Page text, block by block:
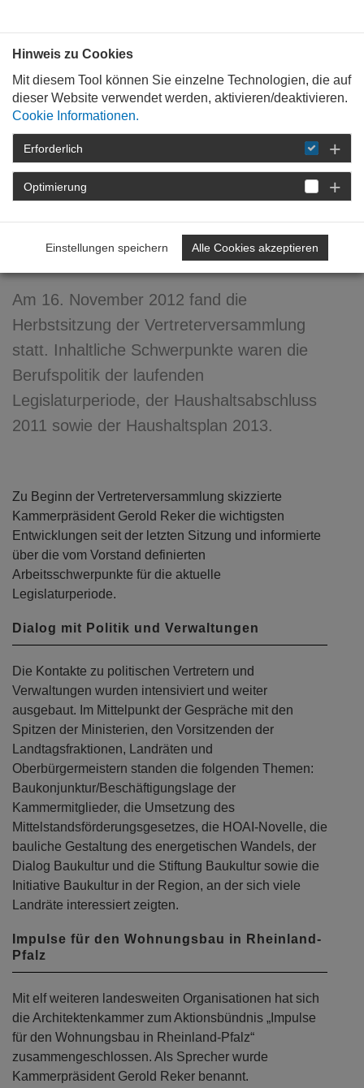
STARTSEITE DETAIL
Vertreterversammlung
Herbst 2012
Am 16. November 2012 fand die
Herbstsitzung der Vertreterversammlung
statt. Inhaltliche Schwerpunkte waren die
Berufspolitik der laufenden
Legislaturperiode, der Haushaltsabschluss
2011 sowie der Haushaltsplan 2013.
Zu Beginn der Vertreterversammlung skizzierte
Kammerpräsident Gerold Reker die wichtigsten
Entwicklungen seit der letzten Sitzung und informierte
über die vom Vorstand definierten
Arbeitsschwerpunkte für die aktuelle
Legislaturperiode.
Dialog mit Politik und Verwaltungen
Die Kontakte zu politischen Vertretern und
Verwaltungen wurden intensiviert und weiter
ausgebaut. Im Mittelpunkt der Gespräche mit den
Spitzen der Ministerien, den Vorsitzenden der
Landtagsfraktionen, Landräten und
Oberbürgermeistern standen die folgenden Themen:
Baukonjunktur/Beschäftigungslage der
Kammermitglieder, die Umsetzung des
Mittelstandsförderungsgesetzes, die HOAI-Novelle, die
bauliche Gestaltung des energetischen Wandels, der
Dialog Baukultur und die Stiftung Baukultur sowie die
Initiative Baukultur in der Region, an der sich viele
Landräte interessiert zeigten.
Impulse für den Wohnungsbau in Rheinland-
Pfalz
Mit elf weiteren landesweiten Organisationen hat sich
die Architektenkammer zum Aktionsbündnis „Impulse
für den Wohnungsbau in Rheinland-Pfalz“
zusammengeschlossen. Als Sprecher wurde
Kammerpräsident Gerold Reker benannt.
Hinweis zu Cookies
Mit diesem Tool können Sie einzelne Technologien, die auf
dieser Website verwendet werden, aktivieren/deaktivieren.
Cookie Informationen.
Erforderlich
Optimierung
Einstellungen speichern Alle Cookies akzeptieren